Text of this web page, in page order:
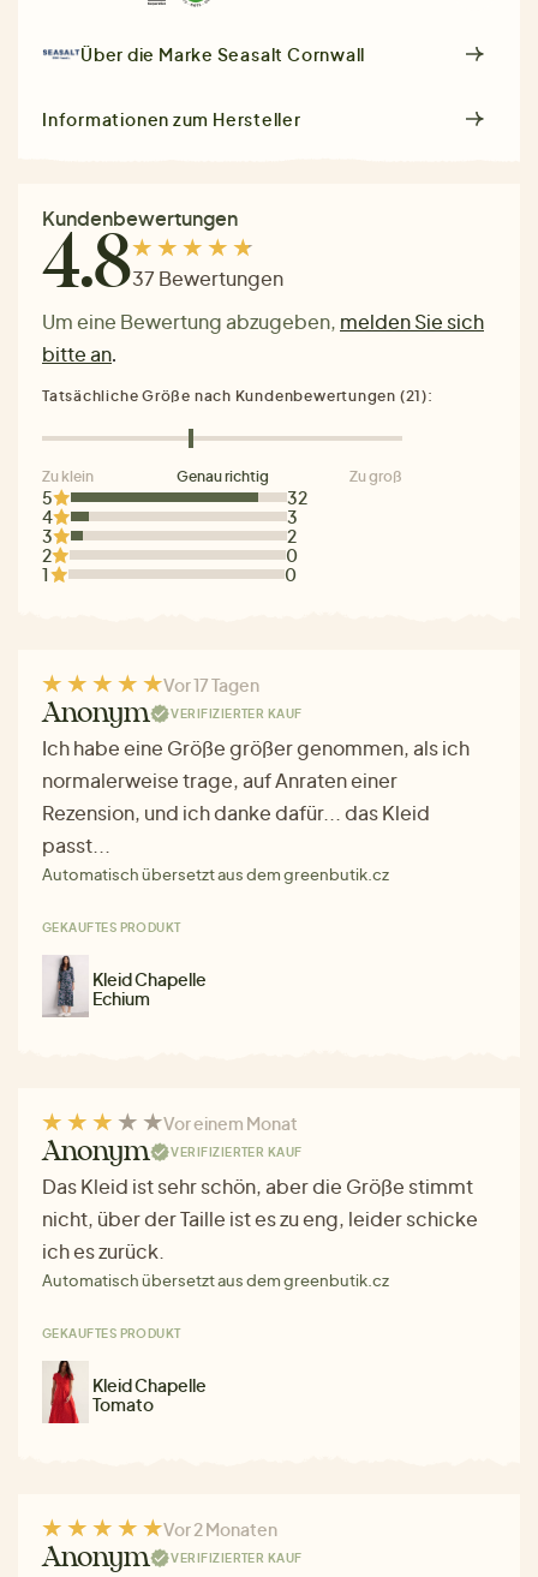
Über die Marke Seasalt Cornwall
Informationen zum Hersteller
Kundenbewertungen
4.837 Bewertungen
Um eine Bewertung abzugeben, melden Sie sich
bitte an.
5
32
4
3
3
2
2
0
1
0
Tatsächliche Größe nach Kundenbewertungen (21):
Zu klein Genau richtig Zu groß
Vor 17 Tagen
Anonym VERIFIZIERTER KAUF
Ich habe eine Größe größer genommen, als ich
normalerweise trage, auf Anraten einer
Rezension, und ich danke dafür... das Kleid
passt...
Automatisch übersetzt aus dem greenbutik.cz
GEKAUFTES PRODUKT
Kleid Chapelle
Echium
Vor einem Monat
Anonym VERIFIZIERTER KAUF
Das Kleid ist sehr schön, aber die Größe stimmt
nicht, über der Taille ist es zu eng, leider schicke
ich es zurück.
Automatisch übersetzt aus dem greenbutik.cz
GEKAUFTES PRODUKT
Kleid Chapelle
Tomato
Vor 2 Monaten
Anonym VERIFIZIERTER KAUF